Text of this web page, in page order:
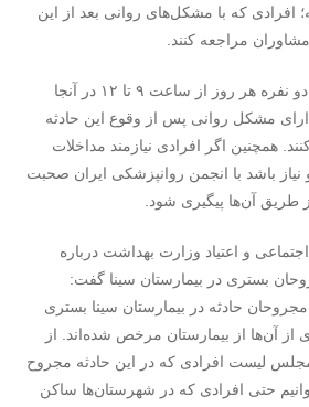
که با مشکل‌های روانی بعد از این
مراجعه کنند.
او خاطرنشان کرد: این تیم دو نفره هر روز از ساعت ۹ تا ۱۲ در آنجا
مشکل روانی پس از وقوع این حادثه
همچنین اگر افرادی نیازمند مداخلات
نیاز باشد با انجمن روانپزشکی ایران صحبت
طریق آن‌ها پیگیری شود.
و اعتیاد وزارت بهداشت درباره
بستری در بیمارستان سینا گفت:
حادثه در بیمارستان سینا بستری
از آن‌ها از بیمارستان مرخص شده‌اند. از
لیست افرادی که در این حادثه مجروح
حتی افرادی که در شهرستان‌ها ساکن